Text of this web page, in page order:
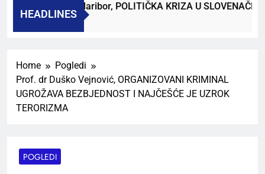
HEADLINES
Bojan Macuh, Maribor, POLITIČKA KRIZA U
Home
Pogledi
Prof. dr Duško Vejnović, ORGANIZOVANI KRIMINAL
UGROŽAVA BEZBJEDNOST I NAJČEŠĆE JE UZROK
TERORIZMA
POGLEDI